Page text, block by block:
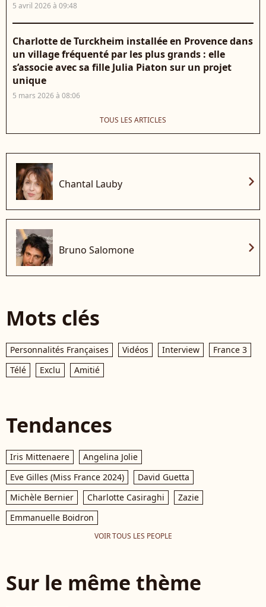
5 avril 2026 à 09:48
Charlotte de Turckheim installée en Provence dans
un village fréquenté par les plus grands : elle
s’associe avec sa fille Julia Piaton sur un projet
unique
5 mars 2026 à 08:06
TOUS LES ARTICLES
Chantal Lauby chevron_right
Bruno Salomone chevron_right
Mots clés
Personnalités Françaises Vidéos Interview
France 3
Télé
Exclu Amitié
Tendances
Iris Mittenaere
Angelina Jolie
Eve Gilles (Miss France 2024)
David Guetta
Michèle Bernier
Charlotte Casiraghi
Zazie
Emmanuelle Boidron
VOIR TOUS LES PEOPLE
Sur le même thème